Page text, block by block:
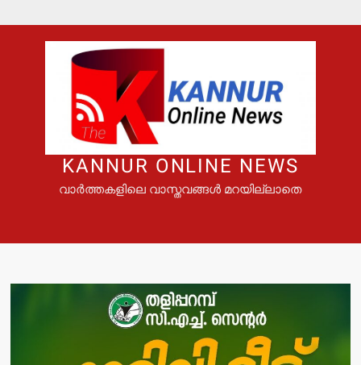
KANNUR ONLINE NEWS
വാർത്തകളിലെ വാസ്തവങ്ങൾ മറയില്ലാതെ